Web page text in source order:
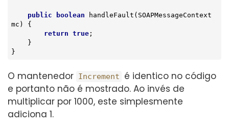
public boolean handleFault (SOAPMessageContext
mc)
{
return true;
}
O mantenedor Increment
é identico no código
e portanto não é mostrado. Ao invés de
multiplicar por 1000, este simplesmente
adiciona 1.